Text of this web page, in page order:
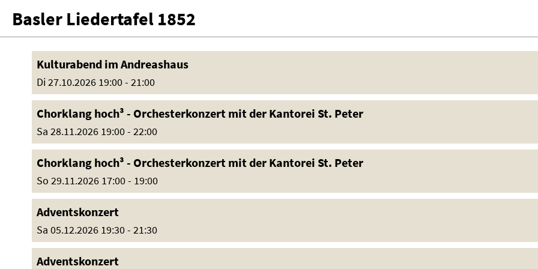
Basler Liedertafel 1852
Kulturabend im Andreashaus
Di 27.10.2026 19:00 - 21:00
Chorklang hoch³ - Orchesterkonzert mit der Kantorei St. Peter
Sa 28.11.2026 19:00 - 22:00
Chorklang hoch³ - Orchesterkonzert mit der Kantorei St. Peter
So 29.11.2026 17:00 - 19:00
Adventskonzert
Sa 05.12.2026 19:30 - 21:30
Adventskonzert